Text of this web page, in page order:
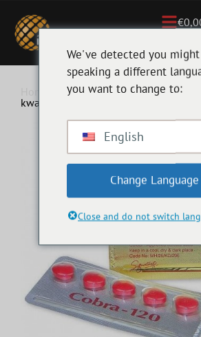
€
Potentie & Overige/ Cobra
kwaliteit & snelle levering
We've detected you
speaking a different
you want to change to:
English
Change Language
Close and do not switch